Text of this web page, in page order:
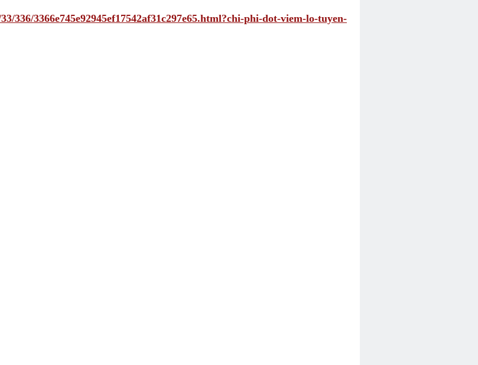
336/3366e745e92945ef17542af31c297e65.html?chi-phi-dot-viem-lo-tuyen-